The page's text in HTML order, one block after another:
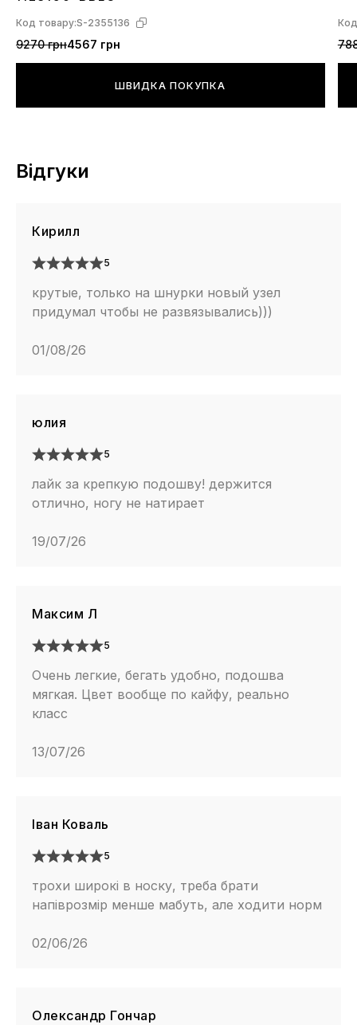
Код товару:S-2355136
9270 грн4567 грн
ШВИДКА ПОКУПКА
Відгуки
Кирилл
5
крутые, только на шнурки новый узел
придумал чтобы не развязывались)))
01/08/26
юлия
5
лайк за крепкую подошву! держится
отлично, ногу не натирает
19/07/26
Максим Л
5
Очень легкие, бегать удобно, подошва
мягкая. Цвет вообще по кайфу, реально
класс
13/07/26
Іван Коваль
5
трохи широкі в носку, треба брати
напіврозмір менше мабуть, але ходити норм
02/06/26
Олександр Гончар